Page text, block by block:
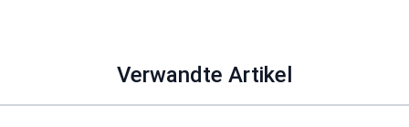
Verwandte Artikel